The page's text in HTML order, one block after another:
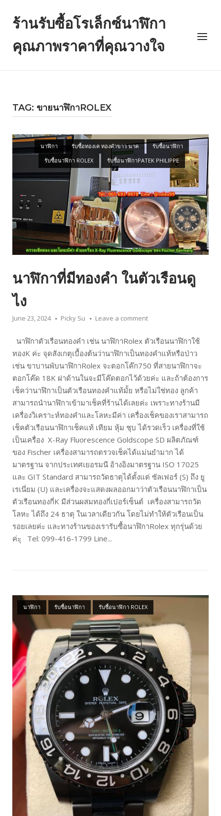
content
ร้านรับซื้อโรเล็กซ์นาฬิกา
คุณภาพราคาที่คุณวางใจ
Menu
TAG: ขายนาฬิกาROLEX
นาฬิกา รับซื้อทองเค ทองคำขาว นาค
รับซื้อนาฬิกา
รับซื้อนาฬิกา ROLEX
รับซื้อนาฬิกาPATEK PHILIPPE
Open post
นาฬิกาที่มีทองคำ ในตัวเรือนดู
ไง
June 23, 2024 Picky Su Leave a comment
นาฬิกาตัวเรือนทองคำ เช่น นาฬิกาRolex ตัวเรือนนาฬิกาใช้
ทองK ค่ะ จุดสังเกตุเบื้องต้นว่านาฬิกาเป็นทองคำแท้หรือป่าว
เช่น ขาบานพับนาฬิกาRolex จะตอกโค๊ก750 ที่สายนาฬิกาจะ
ตอกโค๊ด 18K ฝาด้านในจะมีโค๊ดตอกไว้ด้วยค่ะ และถ้าต้องการ
เช็คว่านาฬิกาเป็นตัวเรือนทองคำแท้มั้ย หรือไม่ใช่ทอง ลูกค้า
สามารถนำนาฬิกาเข้ามาเช็คที่ร้านได้เลยค่ะ เพราะทางร้านมี
เครื่องวิเคราะห์ทองคำและโลหะมีค่า เครื่องเช็คของเราสามารถ
เช็คตัวเรือนนาฬิกาเช็คแท้ เทียม หุ้ม ชุบ ได้รวดเร็ว เครื่องที่ใช้
เป็นเครื่อง X-Ray Fluorescence Goldscope SD ผลิตภัณฑ์
ของ Fischer เครื่องสามารถตรวจเช็คได้แม่นยำมาก ได้
มาตรฐาน จากประเทศเยอรมนี อ้างอิงมาตรฐาน ISO 17025
และ GIT Standard สามารถวัดธาตุได้ตั้งแต่ ซัลเฟอร์ (S) ถึง ยู
เรเนี่ยม (U) และเครื่องจะแสดงผลออกมาว่าตัวเรือนนาฬิกาเป็น
ตัวเรือนทองกี่K มีส่วนผสมทองกี่เปอร์เซ็นต์ เครื่องสามารถวัด
โลหะ ได้ถึง 24 ธาตุ ในเวลาเดียวกัน โดยไม่ทำให้ตัวเรือนเป็น
รอยเลยค่ะ และทางร้านของเรารับซื้อนาฬิกาRolex ทุกรุ่นด้วย
ค่ะุ Tel: 099-416-1799 Line...
นาฬิกา รับซื้อนาฬิกา รับซื้อนาฬิกา ROLEX
Open post